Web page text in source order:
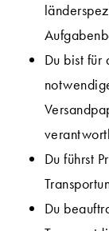
Du bist für
Du führst
Du